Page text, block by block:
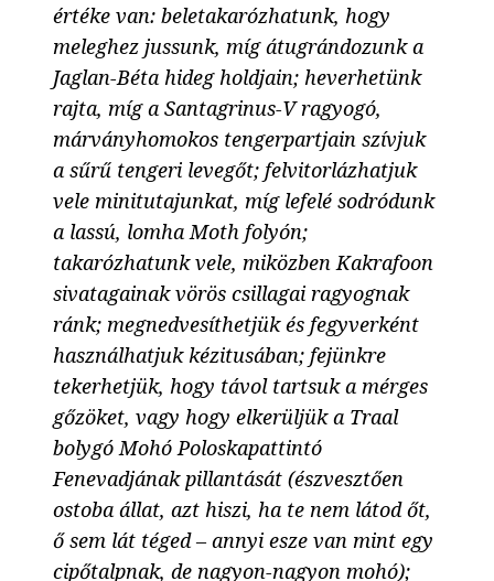
értéke van: beletakarózhatunk, hogy
meleghez jussunk, míg átugrándozunk a
Jaglan-Béta hideg holdjain; heverhetünk
rajta, míg a Santagrinus-V ragyogó,
márványhomokos tengerpartjain szívjuk
a sűrű tengeri levegőt; felvitorlázhatjuk
vele minitutajunkat, míg lefelé sodródunk
a lassú, lomha Moth folyón;
takarózhatunk vele, miközben Kakrafoon
sivatagainak vörös csillagai ragyognak
ránk; megnedvesíthetjük és fegyverként
használhatjuk kézitusában; fejünkre
tekerhetjük, hogy távol tartsuk a mérges
gőzöket, vagy hogy elkerüljük a Traal
bolygó Mohó Poloskapattintó
Fenevadjának pillantását (észvesztően
ostoba állat, azt hiszi, ha te nem látod őt,
ő sem lát téged – annyi esze van mint egy
cipőtalpnak, de nagyon-nagyon mohó);